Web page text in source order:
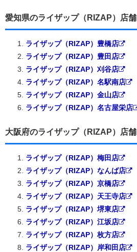
愛知県のライザップ（RIZAP）店舗
ライザップ（RIZAP）豊橋店
ライザップ（RIZAP）豊田店
ライザップ（RIZAP）刈谷店
ライザップ（RIZAP）名駅南店
ライザップ（RIZAP）金山店
ライザップ（RIZAP）名古屋栄店
大阪府のライザップ（RIZAP）店舗
ライザップ（RIZAP）梅田店
ライザップ（RIZAP）なんば店
ライザップ（RIZAP）京橋店
ライザップ（RIZAP）天王寺店
ライザップ（RIZAP）堺東店
ライザップ（RIZAP）江坂店
ライザップ（RIZAP）枚方店
ライザップ（RIZAP）岸和田店